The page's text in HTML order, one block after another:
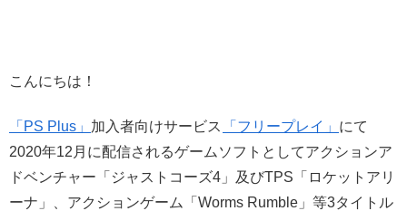
こんにちは！
「PS Plus」 加入者向けサービス 「フリープレイ」 にて
2020年12月に配信されるゲームソフトとしてアクションア
ドベンチャー「ジャストコーズ4」及びTPS「ロケットアリ
ーナ」、アクションゲーム「Worms Rumble」等3タイトル